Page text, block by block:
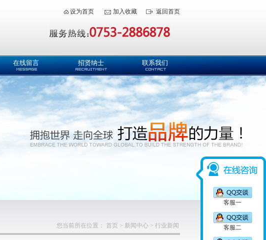
设为首页 加入收藏 返回首页
在线留言 招贤纳士 联系我们
您当前所在位置： 首页 > 新闻中心 > 行业新闻
客服一
客服二